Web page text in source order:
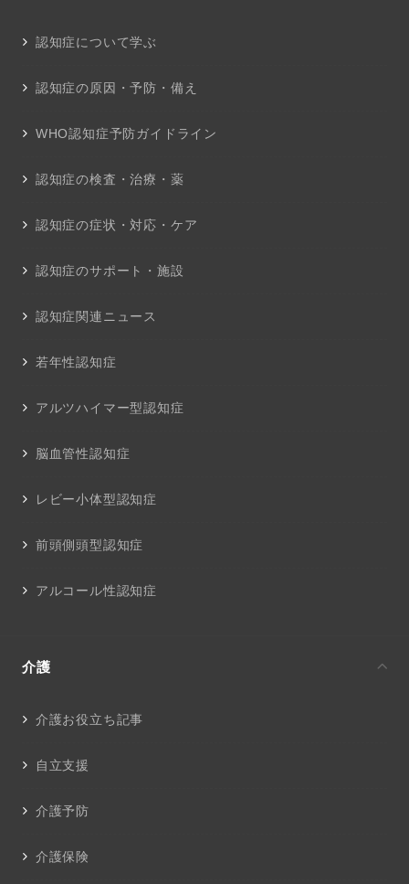
認知症について学ぶ
認知症の原因・予防・備え
WHO認知症予防ガイドライン
認知症の検査・治療・薬
認知症の症状・対応・ケア
認知症のサポート・施設
認知症関連ニュース
若年性認知症
アルツハイマー型認知症
脳血管性認知症
レビー小体型認知症
前頭側頭型認知症
アルコール性認知症
介護
介護お役立ち記事
自立支援
介護予防
介護保険